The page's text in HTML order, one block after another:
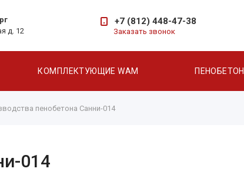
д. 12
+7 (812) 448-47-38
Заказать звонок
КОМПЛЕКТУЮЩИЕ WAM ПЕНОБЕТОН
пенобетона Санни-014
014